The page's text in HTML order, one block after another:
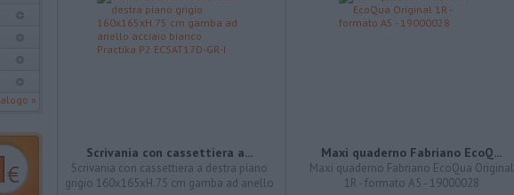
»
Scrivania con cassettiera a...
Scrivania con cassettiera a destra piano
grigio 160x165xH.75 cm gamba ad anello
Maxi quaderno Fabriano EcoQ...
Maxi quaderno Fabriano EcoQua Original
1R - formato A5 - 19000028